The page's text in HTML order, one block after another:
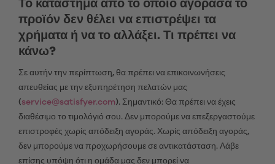
Το κατάστημα από το οποίο αγόρασα το
προϊόν δεν θέλει να επιστρέψει τα
χρήματα ή να το αλλάξει. Τι πρέπει να
κάνω?
Σε αυτήν την περίπτωση, θα πρέπει να επικοινωνήσεις
απευθείας με την εξυπηρέτηση πελατών μας
(service@satisfyer.com). Σημαντικό: Θα πρέπει να έχεις
διαθέσιμο το τιμολόγιό σου. Δεν μπορούμε να επεξεργαστούμε
επιστροφές χωρίς απόδειξη αγοράς. Χωρίς απόδειξη αγοράς,
δεν μπορούμε να προχωρήσουμε σε αντικατάσταση. Λάβε
επίσης υπόψη ότι η ομάδα μας δεν μπορεί να